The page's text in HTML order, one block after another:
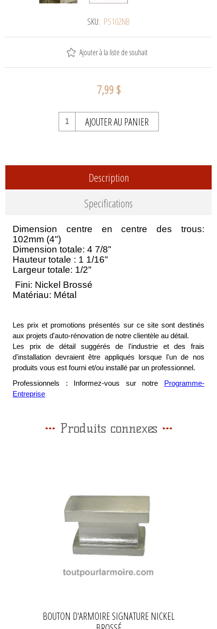
SKU: PS102NB
Ajouter à la liste de souhait
7,99 $
AJOUTER AU PANIER
Description
Specifications
Dimension centre en centre des trous:
102mm (4")
Dimension totale: 4 7/8"
Hauteur totale : 1 1/16"
Largeur totale: 1/2"
Fini: Nickel Brossé
Matériau: Métal
Les prix et promotions présentés sur ce site sont destinés
aux projets d'auto-rénovation de notre clientèle au détail.
Les prix de détail suggérés de l'industrie et des frais
d'installation devraient être appliqués lorsque l'un de nos
produits vous est fourni et/ou installé par un professionnel.
Professionnels : Informez-vous sur notre
Programme-
Entreprise
Produits connexes
BOUTON D'ARMOIRE SIGNATURE NICKEL